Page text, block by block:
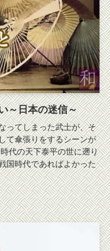
～日本の迷信～
ってしまった武士が、そ
て傘張りをするシーンが
代の天下泰平の世に遡り
国時代であればよかった